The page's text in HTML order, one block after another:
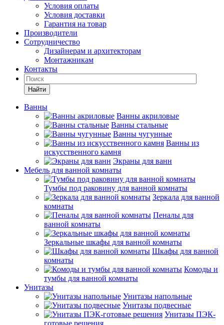
Условия оплаты
Условия доставки
Гарантия на товар
Производители
Сотрудничество
Дизайнерам и архитекторам
Монтажникам
Контакты
Найти
Ванны
Ванны акриловые
Ванны стальные
Ванны чугунные
Ванны из
искусственного камня
Экраны для ванн
Мебель для ванной комнаты
Тумбы под раковину для ванной комнаты
Зеркала для ванной
комнаты
Пеналы для
ванной комнаты
Зеркальные шкафы для ванной комнаты
Шкафы для ванной
комнаты
Комоды и
тумбы для ванной комнаты
Унитазы
Унитазы напольные
Унитазы подвесные
Унитазы ПЭК-
готовые решения